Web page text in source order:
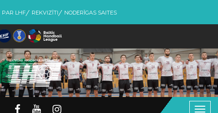
PAR LHF REKVIZĪTI NODERĪGAS SAITES